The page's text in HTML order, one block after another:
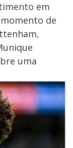
em
de
uma